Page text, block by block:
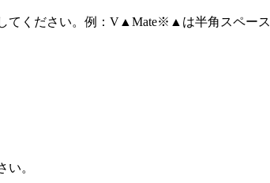
てください。例：V▲Mate※▲は半角スペース
。